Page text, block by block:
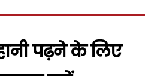
पढ़ने के लिए